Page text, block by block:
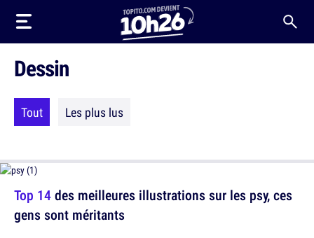
Dessin
Tout Les plus lus
Top 14des meilleures illustrations sur les psy, ces
gens sont méritants